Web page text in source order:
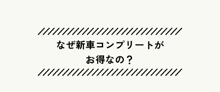
なぜ新車コンプリートが
​​​​​​​お得なの？